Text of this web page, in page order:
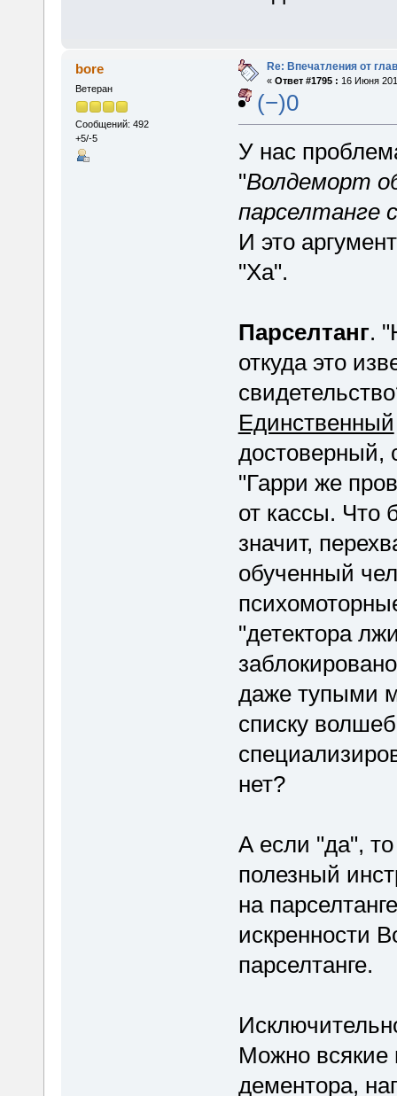
bore
Ветеран
Сообщений: 492
+5/-5
Re: Впечатления от
« Ответ #1795 : 16 Июня
(−)0
У нас
"Волдеморт
парселтанге
И это
"Ха".
Парселтанг.
откуда это
Единственный
достоверный,
"Гарри же
от кассы. Что
значит,
обученный
"детектора
даже тупыми
списку
нет?
А если "да",
полезный
на
искренности
парселтанге.
Можно всякие
дементора,